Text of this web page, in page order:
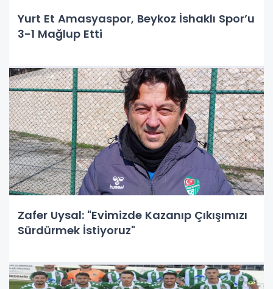
Yurt Et Amasyaspor, Beykoz İshaklı Spor’u
3-1 Mağlup Etti
Zafer Uysal: "Evimizde Kazanıp Çıkışımızı
Sürdürmek İstiyoruz"